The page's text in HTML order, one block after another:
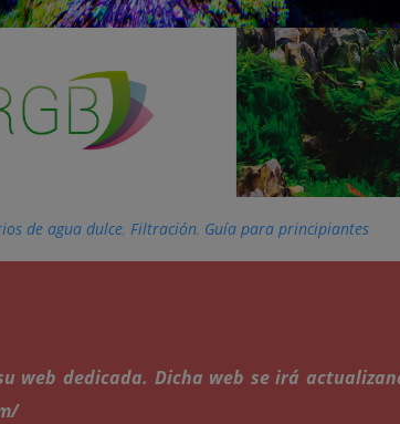
de agua dulce, Filtración, Guía para principiantes
web dedicada. Dicha web se irá